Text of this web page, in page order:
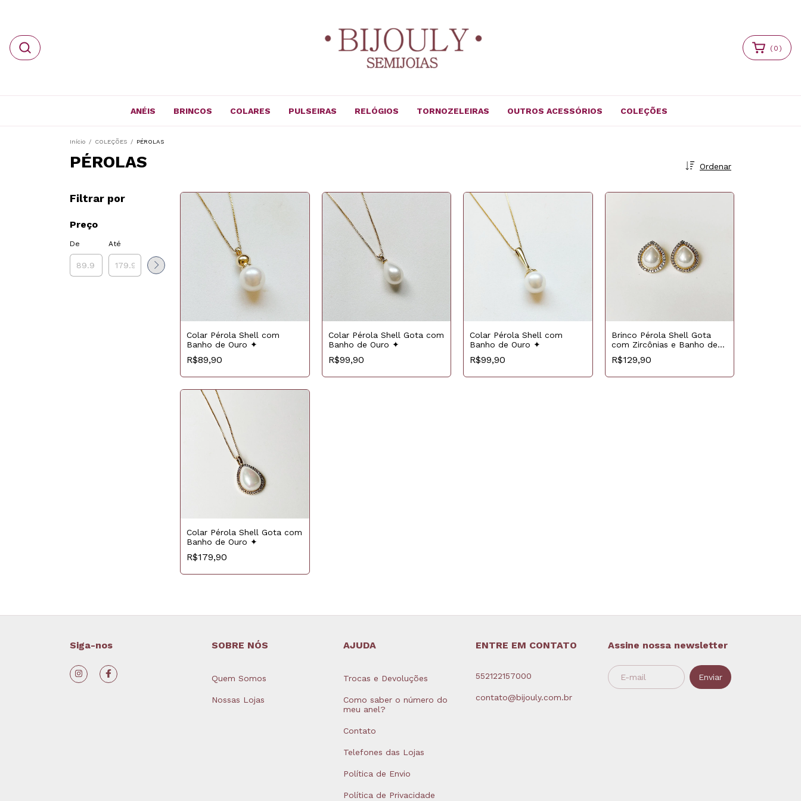
( 0 )
ANÉIS BRINCOS COLARES PULSEIRAS RELÓGIOS TORNOZELEIRAS OUTROS ACESSÓRIOS COLEÇÕES
Início / COLEÇÕES / PÉROLAS
PÉROLAS Ordenar
Filtrar por
Preço
De Até
Colar Pérola Shell com
Banho de Ouro ✦
R$89,90
Colar Pérola Shell Gota com
Banho de Ouro ✦
R$99,90
Colar Pérola Shell com
Banho de Ouro ✦
R$99,90
Brinco Pérola Shell Gota
com Zircônias e Banho de
Ouro
R$129,90
Colar Pérola Shell Gota com
Banho de Ouro ✦
R$179,90
Siga-nos SOBRE NÓS
Quem Somos
Nossas Lojas
AJUDA
Trocas e Devoluções
Como saber o número do
meu anel?
Contato
Telefones das Lojas
Política de Envio
Política de Privacidade
ENTRE EM CONTATO
552122157000
contato@bijouly.com.br
Assine nossa newsletter